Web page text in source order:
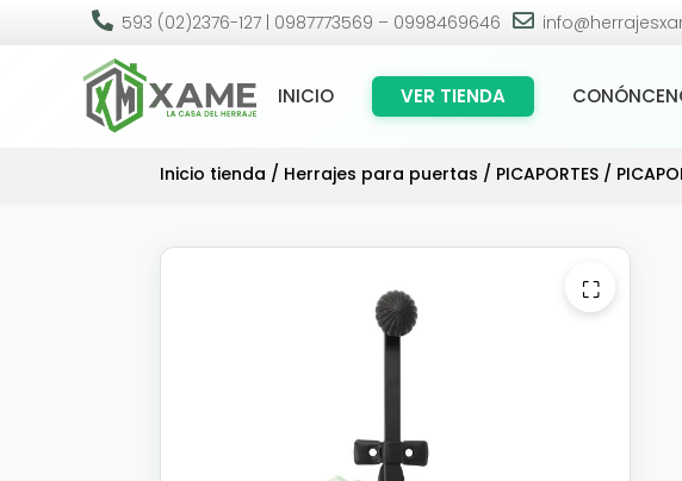
 593 (02)2376-127 | 0987773569 – 0998469646 
INICIO VER TIENDA
Inicio tienda / Herrajes para puertas / PICAPORTES /
⛶